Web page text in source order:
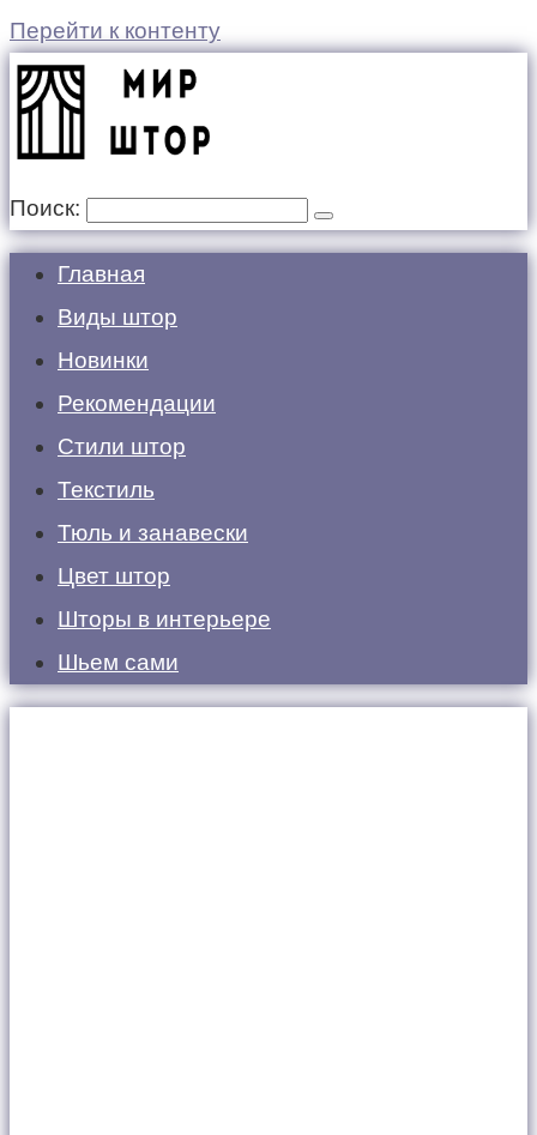
Перейти к контенту
Поиск:
Главная
Виды штор
Новинки
Рекомендации
Стили штор
Текстиль
Тюль и занавески
Цвет штор
Шторы в интерьере
Шьем сами